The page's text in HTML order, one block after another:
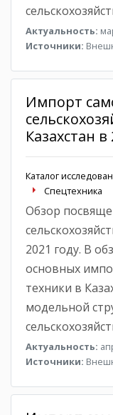
Актуальность:
Источники:
Импорт
Казахстан в
Каталог
Спецтехника
Обзор
2021 году. В
основных
техники в
модельной
Актуальность:
Источники: